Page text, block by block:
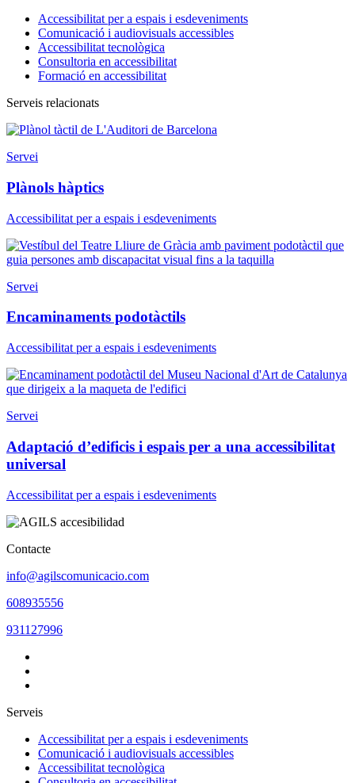
Accessibilitat per a espais i esdeveniments
Comunicació i audiovisuals accessibles
Accessibilitat tecnològica
Consultoria en accessibilitat
Formació en accessibilitat
Serveis relacionats
Servei
Plànols hàptics
Accessibilitat per a espais i esdeveniments
Servei
Encaminaments podotàctils
Accessibilitat per a espais i esdeveniments
Servei
Adaptació d’edificis i espais per a una accessibilitat
universal
Accessibilitat per a espais i esdeveniments
Contacte
info@agilscomunicacio.com
608935556
931127996
Serveis
Accessibilitat per a espais i esdeveniments
Comunicació i audiovisuals accessibles
Accessibilitat tecnològica